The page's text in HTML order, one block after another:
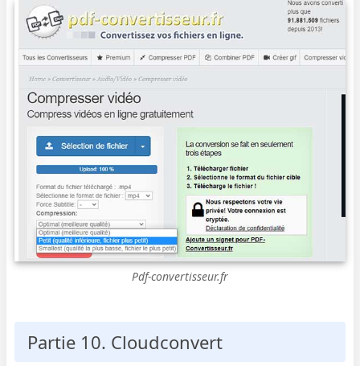
Pdf-convertisseur.fr
Partie 10. Cloudconvert